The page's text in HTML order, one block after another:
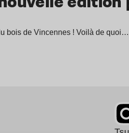
bois de Vincennes ! Voilà de quoi…